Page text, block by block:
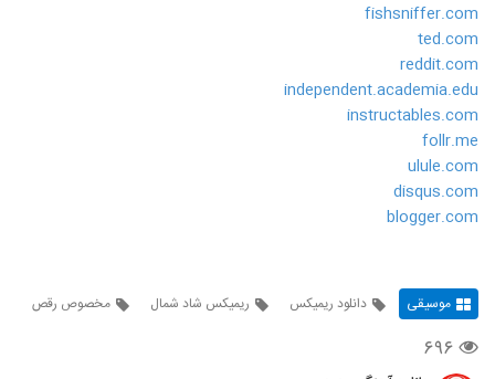
fishsniffer.com
ted.com
reddit.com
independent.academia.edu
instructables.com
follr.me
ulule.com
disqus.com
blogger.com
موسیقی دانلود ریمیکس ریمیکس شاد شمال مخصوص رقص
۶۹۶